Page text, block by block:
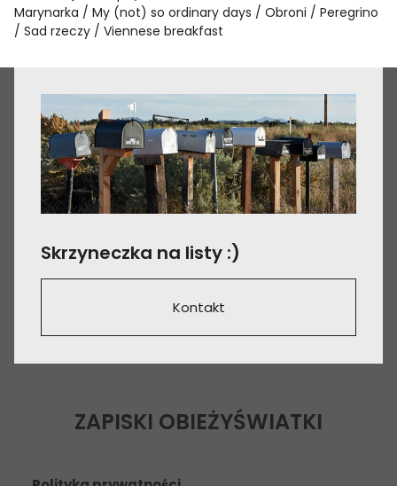
Marynarka
My (not) so ordinary days Obroni
Peregrino
Sad rzeczy
Viennese breakfast
Skrzyneczka na listy :)
Kontakt
ZAPISKI OBIEŻYŚWIATKI